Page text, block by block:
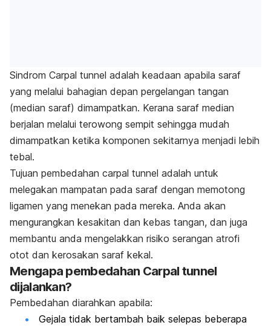
Sindrom Carpal tunnel adalah keadaan apabila saraf
yang melalui bahagian depan pergelangan tangan
(median saraf) dimampatkan. Kerana saraf median
berjalan melalui terowong sempit sehingga mudah
dimampatkan ketika komponen sekitarnya menjadi lebih
tebal.
Tujuan pembedahan carpal tunnel adalah untuk
melegakan mampatan pada saraf dengan memotong
ligamen yang menekan pada mereka. Anda akan
mengurangkan kesakitan dan kebas tangan, dan juga
membantu anda mengelakkan risiko serangan atrofi
otot dan kerosakan saraf kekal.
Mengapa pembedahan Carpal tunnel
dijalankan?
Pembedahan diarahkan apabila:
Gejala tidak bertambah baik selepas beberapa